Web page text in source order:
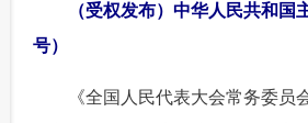
（受权发布）中华人民共和国
号）
《全国人民代表大会常务委员会